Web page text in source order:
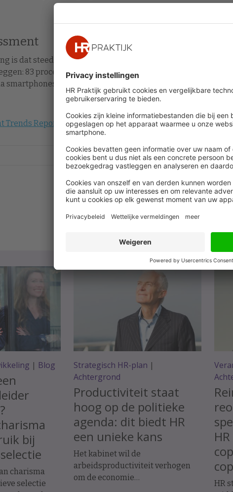
is dat steeds meer bedrijven de mogelijkheid bieden om
83 procent in 2011, tegenover 60 procent in 2009. Een
smartphones aan (9 procent).
Trends Report 2011
| Blog
bij
charisma
selectie
Strategisch HR-plan |
Achtergrond
Productiviteit staat
hoog op de politieke
agenda: dit biedt HR
een unieke kans
Het kabinet wil de
arbeidsproductiviteit verhogen
om de economie
HR